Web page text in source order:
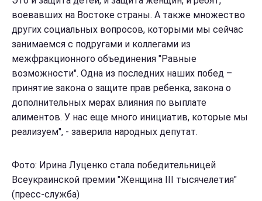
воевавших на Востоке страны. А также множество
других социальных вопросов, которыми мы сейчас
занимаемся с подругами и коллегами из
межфракционного объединения "Равные
возможности". Одна из последних наших побед –
принятие закона о защите прав ребенка, закона о
дополнительных мерах влияния по выплате
алиментов. У нас еще много инициатив, которые мы
реализуем", - заверила народных депутат.
Фото: Ирина Луценко стала победительницей
Всеукраинской премии "Женщина III тысячелетия"
(пресс-служба)